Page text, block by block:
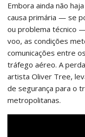
Embora ainda não
causa primária — se
ou problema técnico
voo, as condições
comunicações entre
tráfego aéreo. A
artista Oliver Tree,
de segurança para o
metropolitanas.